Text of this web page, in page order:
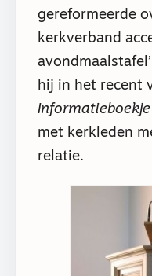
gereformeerde
kerkverband
hij in het recent
Informatieboekje
met kerkleden
relatie.